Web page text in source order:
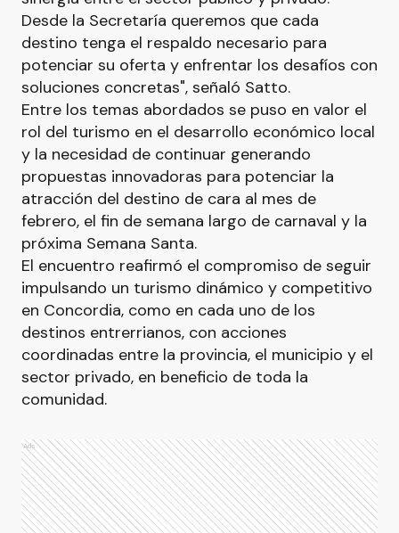
Desde la Secretaría queremos que cada
destino tenga el respaldo necesario para
potenciar su oferta y enfrentar los desafíos con
soluciones concretas", señaló Satto.
Entre los temas abordados se puso en valor el
rol del turismo en el desarrollo económico local
y la necesidad de continuar generando
propuestas innovadoras para potenciar la
atracción del destino de cara al mes de
febrero, el fin de semana largo de carnaval y la
próxima Semana Santa.
El encuentro reafirmó el compromiso de seguir
impulsando un turismo dinámico y competitivo
en Concordia, como en cada uno de los
destinos entrerrianos, con acciones
coordinadas entre la provincia, el municipio y el
sector privado, en beneficio de toda la
comunidad.
Ads